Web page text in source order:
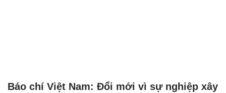
Báo chí Việt Nam: Đổi mới vì sự nghiệp xây